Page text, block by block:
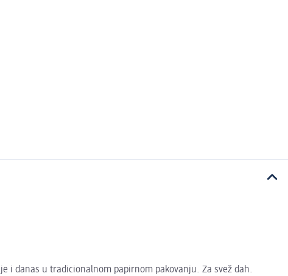
i danas u tradicionalnom papirnom pakovanju. Za svež dah.